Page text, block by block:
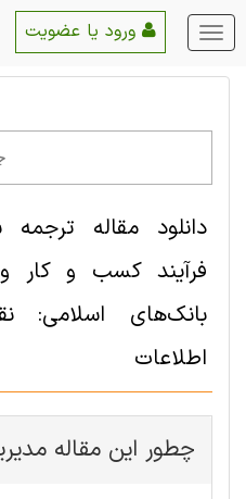
منو
اصلی
دانلود مقاله
فرآیند کسب و کار
بانک‌های اسلامی:
اطلاعات
چطور این مقاله